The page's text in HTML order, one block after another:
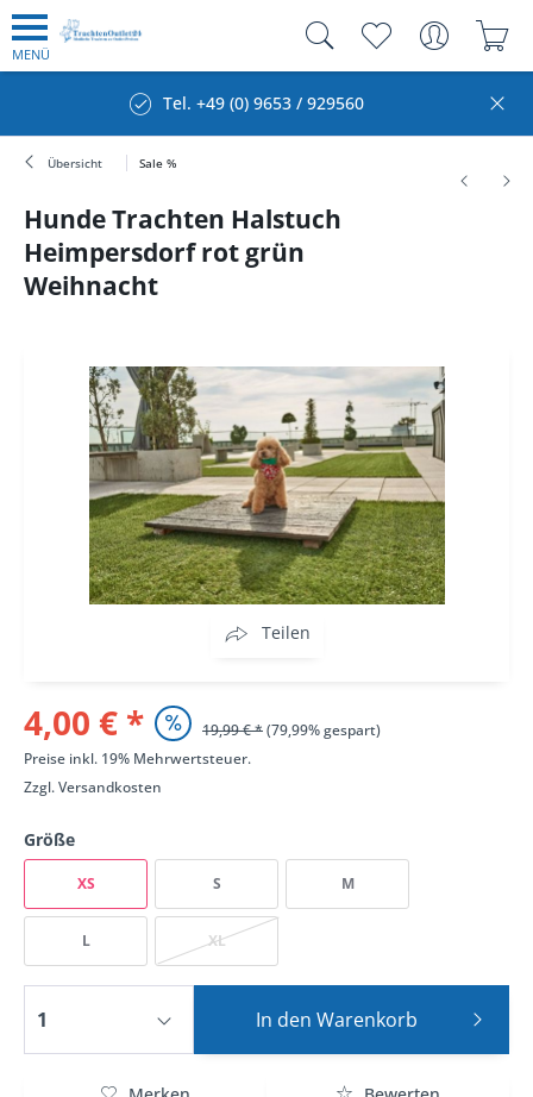
MENÜ
Tel. +49 (0) 9653 / 929560
Übersicht Sale %
Hunde Trachten Halstuch
Heimpersdorf rot grün
Weihnacht
Teilen
4,00 € * 19,99 € *(79,99% gespart)
Preise inkl. 19% Mehrwertsteuer.
Zzgl.Versandkosten
Größe
XS S M
L XL
In den Warenkorb